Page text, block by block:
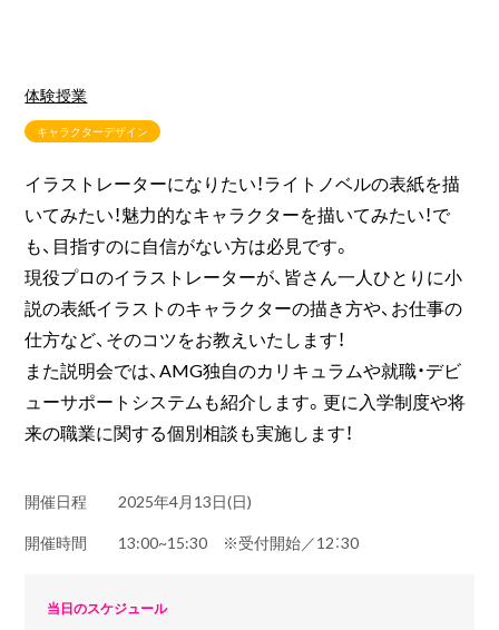
体験授業
キャラクターデザイン
イラストレーターになりたい！ライトノベルの表紙を描
いてみたい！魅力的なキャラクターを描いてみたい！で
も、目指すのに自信がない方は必見です。
現役プロのイラストレーターが、皆さん一人ひとりに小
説の表紙イラストのキャラクターの描き方や、お仕事の
仕方など、そのコツをお教えいたします！
また説明会では、AMG独自のカリキュラムや就職・デビ
ューサポートシステムも紹介します。更に入学制度や将
来の職業に関する個別相談も実施します！
開催日程
2025年4月13日(日)
開催時間
13:00~15:30 ※受付開始／12：30
当日のスケジュール